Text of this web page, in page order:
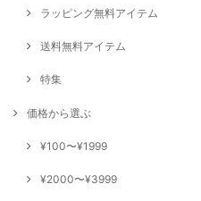
ラッピング無料アイテム
送料無料アイテム
特集
価格から選ぶ
¥100〜¥1999
¥2000〜¥3999